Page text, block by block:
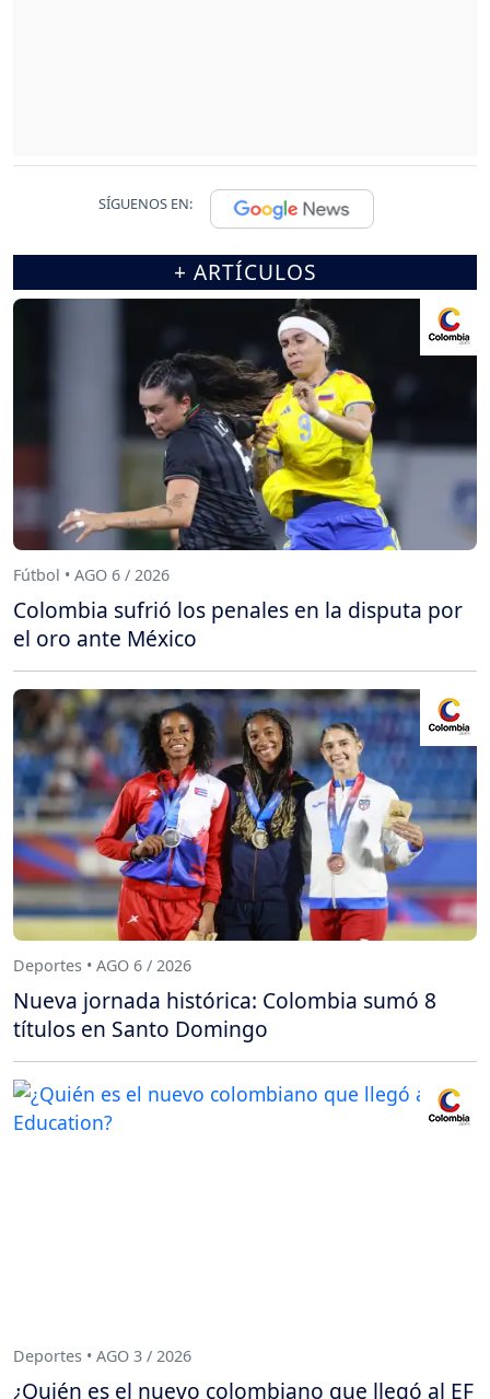
SÍGUENOS EN:
+ ARTÍCULOS
Fútbol • AGO 6 / 2026
Colombia sufrió los penales en la disputa por
el oro ante México
Deportes • AGO 6 / 2026
Nueva jornada histórica: Colombia sumó 8
títulos en Santo Domingo
Deportes • AGO 3 / 2026
¿Quién es el nuevo colombiano que llegó al EF